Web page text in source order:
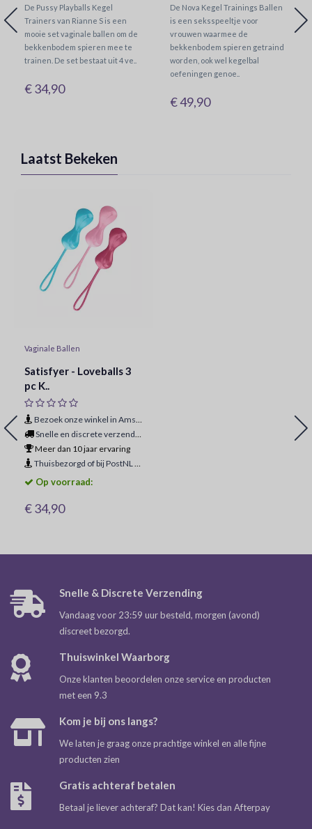
De Pussy Playballs Kegel
Trainers van Rianne S is een
mooie set vaginale ballen om de
bekkenbodem spieren mee te
trainen. De set bestaat uit 4 ve..
€ 34,90
De Nova Kegel Trainings Ballen
is een seksspeeltje voor
vrouwen waarmee de
bekkenbodem spieren getraind
worden, ook wel kegelbal
oefeningen genoe..
€ 49,90
Laatst Bekeken
Vaginale Ballen
Satisfyer - Loveballs 3
pc K..
Bezoek onze winkel in Amsterdam
Snelle en discrete verzending
Meer dan 10 jaar ervaring
Thuisbezorgd of bij PostNL ophaalpunt
Op voorraad:
€ 34,90
Snelle & Discrete Verzending
Vandaag voor 23:59 uur besteld, morgen (avond)
discreet bezorgd.
Thuiswinkel Waarborg
Onze klanten beoordelen onze service en producten
met een 9.3
Kom je bij ons langs?
We laten je graag onze prachtige winkel en alle fijne
producten zien
Gratis achteraf betalen
Betaal je liever achteraf? Dat kan! Kies dan Afterpay